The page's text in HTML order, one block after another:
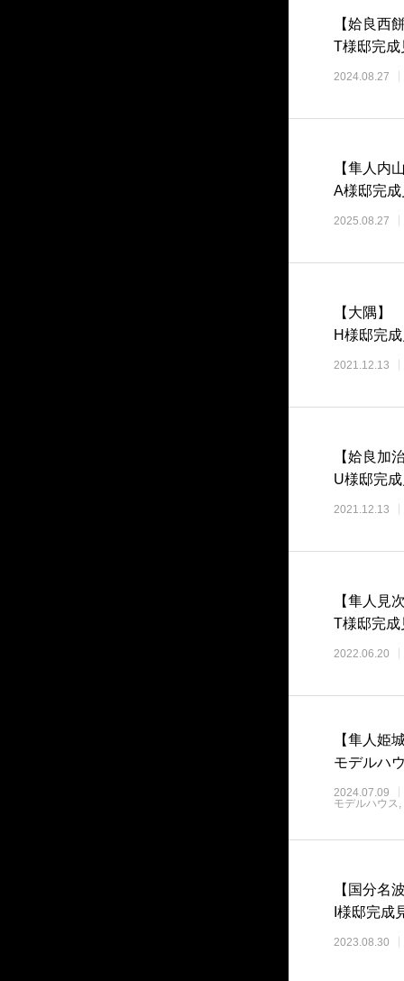
【姶良西
T様邸完成
2024.08.27
【隼人内
A様邸完
2025.08.27
【大隅】
H様邸完
2021.12.13
【姶良加
U様邸完
2021.12.13
【隼人見
T様邸完成
2022.06.20
【隼人姫
モデルハ
2024.07.09
モデルハウス
【国分名
I様邸完成
2023.08.30